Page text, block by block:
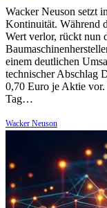
Wacker Neuson setzt
Kontinuität. Während
Wert verlor, rückt nun
einem deutlichen
technischer Abschlag
0,70 Euro je Aktie
Tag…
Wacker Neuson